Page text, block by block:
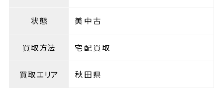
状態 美中古
買取方法 宅配買取
買取エリア 秋田県